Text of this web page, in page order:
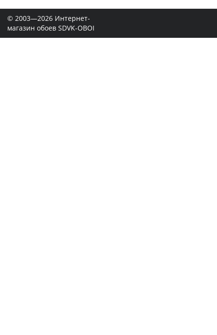
© 2003—2026 Интернет-
магазин обоев SDVK-OBOI